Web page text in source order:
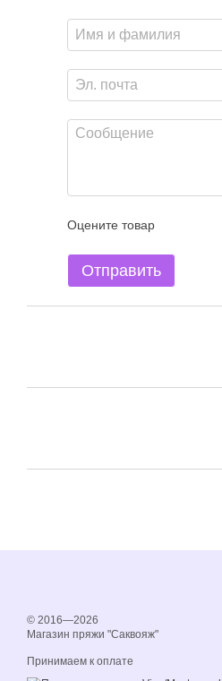
Оцените товар
Отправить
© 2016—2026
Магазин пряжи "Саквояж"
Принимаем к оплате